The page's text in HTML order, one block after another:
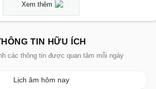
Xem thêm
TIN HỮU ÍCH
các thông tin được quan tâm mỗi ngày
Lịch âm hôm nay